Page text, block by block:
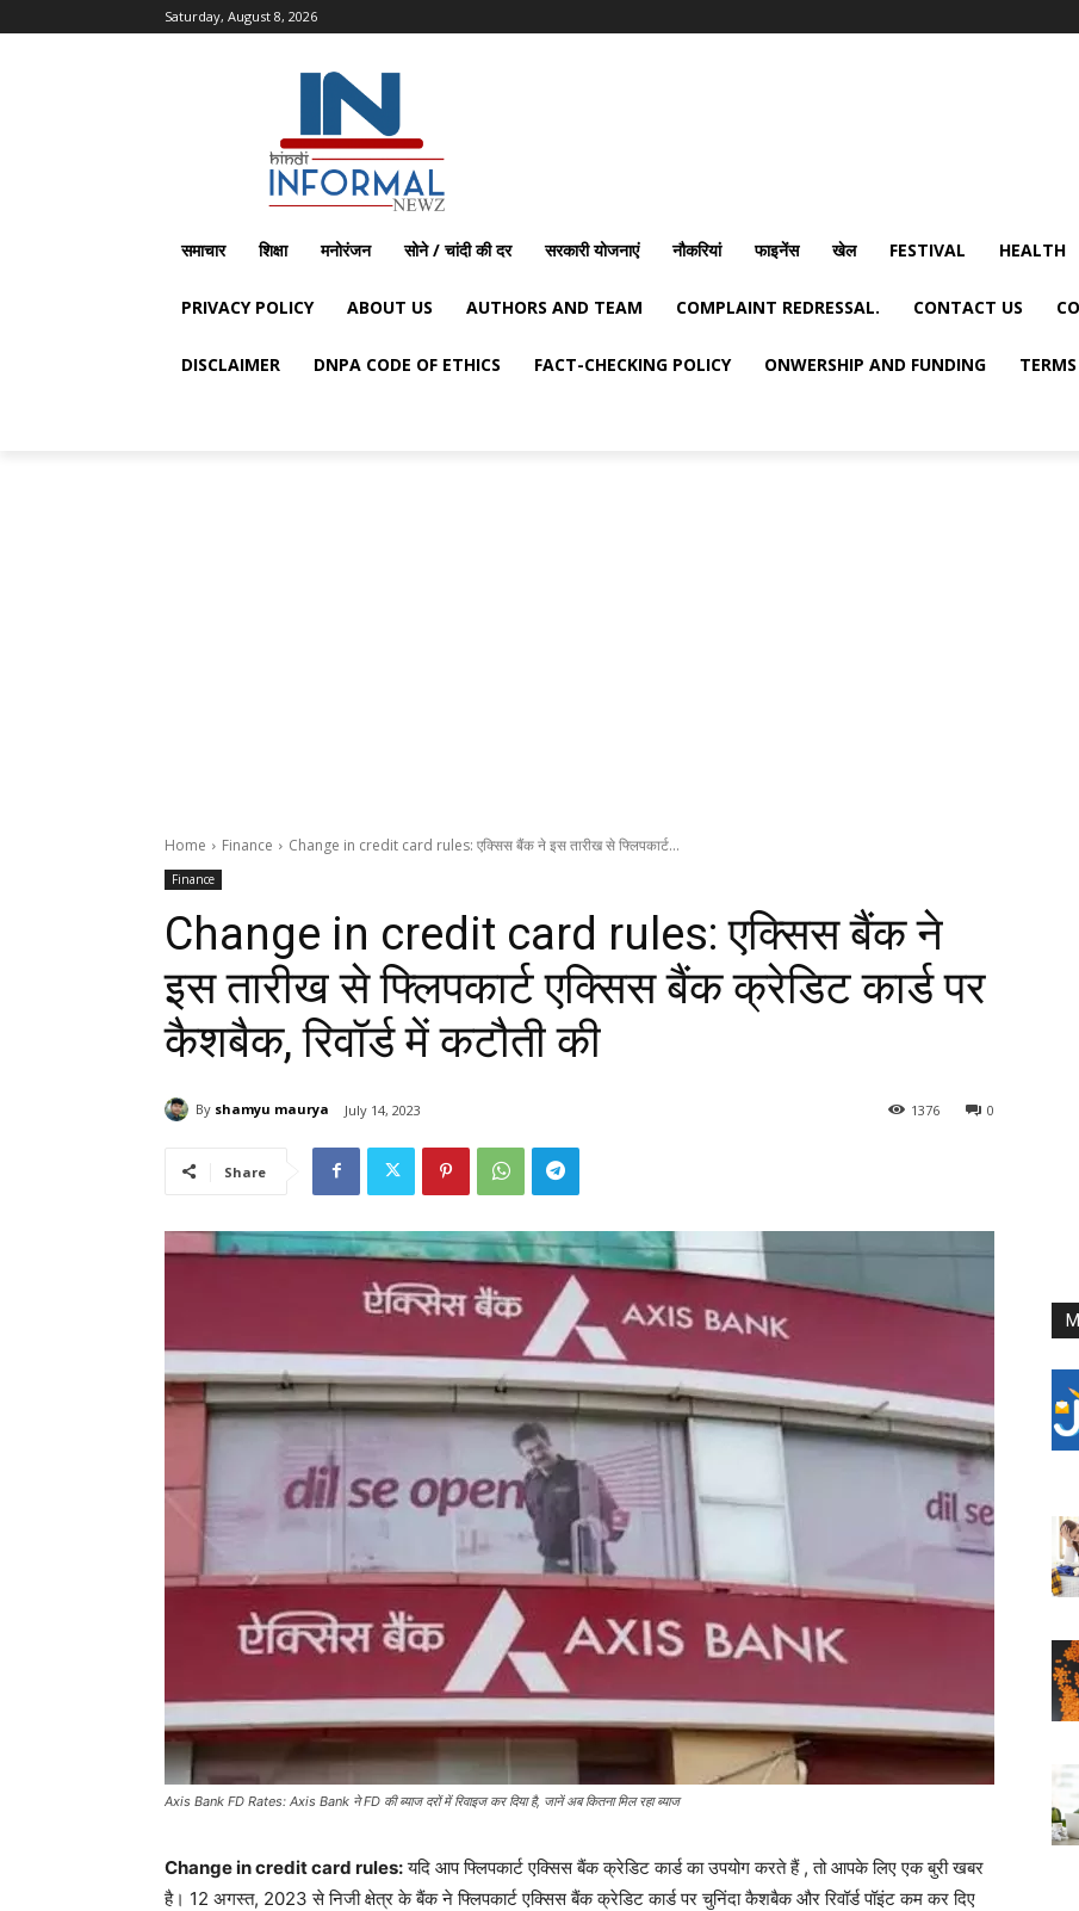
Saturday, August 8, 2026
समाचार शिक्षा मनोरंजन सोने / चांदी की दर सरकारी योजनाएं नौकरियां फाइनेंस खेल FESTIVAL HEALTH
PRIVACY POLICY ABOUT US AUTHORS AND TEAM COMPLAINT REDRESSAL. CONTACT US
DISCLAIMER DNPA CODE OF ETHICS FACT-CHECKING POLICY ONWERSHIP AND FUNDING
Home Finance Change in credit card rules: एक्सिस बैंक ने इस तारीख से फ्लिपकार्ट...
Finance
Change in credit card rules: एक्सिस बैंक ने
इस तारीख से फ्लिपकार्ट एक्सिस बैंक क्रेडिट कार्ड पर
कैशबैक, रिवॉर्ड में कटौती की
By shamyu maurya July 14, 2023 0
1376
Share
Axis Bank FD Rates: Axis Bank ने FD की ब्याज दरों में रिवाइज कर दिया है, जानें अब कितना मिल रहा ब्याज
Change in credit card rules:यदि आप फ्लिपकार्ट एक्सिस बैंक क्रेडिट कार्ड का उपयोग करते हैं , तो आपके लिए एक बुरी खबर
है। 12 अगस्त, 2023 से निजी क्षेत्र के बैंक ने फ्लिपकार्ट एक्सिस बैंक क्रेडिट कार्ड पर चुनिंदा कैशबैक और रिवॉर्ड पॉइंट कम कर दिए